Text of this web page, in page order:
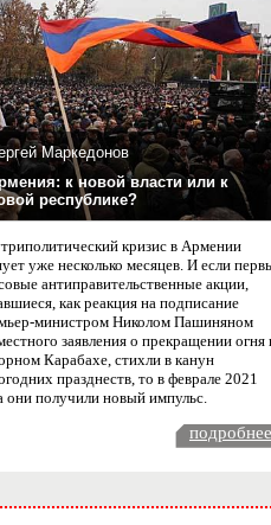
Маркедонов
к новой власти или к
республике?
кризис в Армении
уже несколько месяцев. И если
антиправительственные акции,
как реакция на подписание
министром Николом Пашиняном
заявления о прекращении огня
Карабахе, стихли в канун
празднеств, то в феврале 2021
они получили новый импульс.
подробнее